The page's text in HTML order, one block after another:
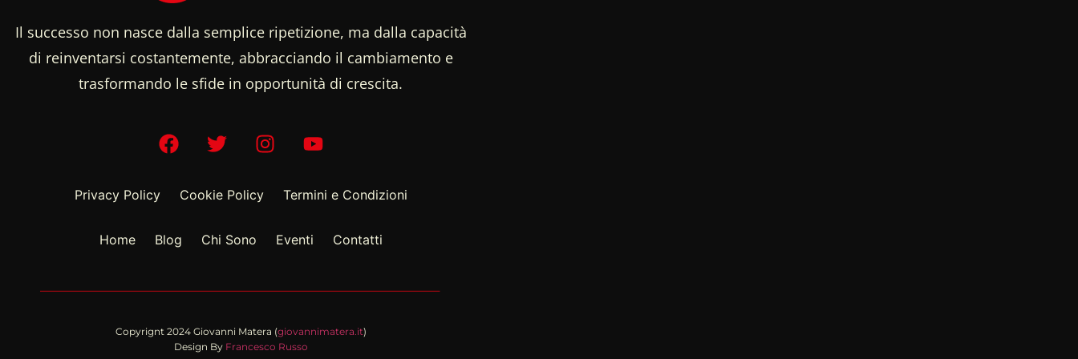
Il successo non nasce dalla semplice ripetizione, ma dalla capacità
di reinventarsi costantemente, abbracciando il cambiamento e
trasformando le sfide in opportunità di crescita.
Privacy Policy Cookie Policy Termini e Condizioni
Home Blog Chi Sono Eventi Contatti
Copyrignt 2024 Giovanni Matera (giovannimatera.it)
Design By Francesco Russo